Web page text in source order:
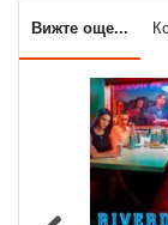
Вижте още...